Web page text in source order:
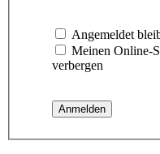
Angemeldet
Meinen Online-
verbergen